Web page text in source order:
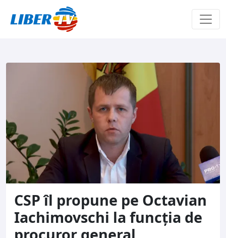
CSP îl propune pe Octavian
Iachimovschi la funcția de
procuror general